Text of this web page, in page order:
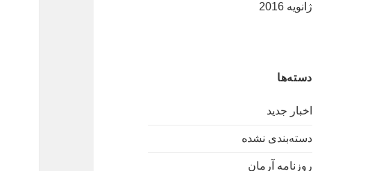
ژانویه 2016
دسته‌ها
اخبار جدید
دسته‌بندی نشده
روزنامه آرمان